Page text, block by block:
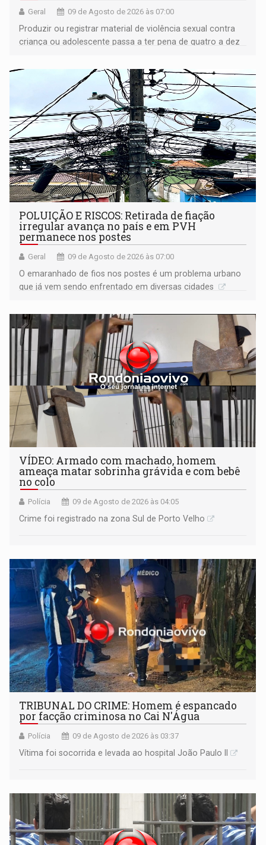
Geral 09 de Agosto de 2026 às 07:00
Produzir ou registrar material de violência sexual contra
criança ou adolescente passa a ter pena de quatro a dez
POLUIÇÃO E RISCOS: Retirada de fiação
irregular avança no país e em PVH
permanece nos postes
Geral 09 de Agosto de 2026 às 07:00
O emaranhado de fios nos postes é um problema urbano
que já vem sendo enfrentado em diversas cidades
VÍDEO: Armado com machado, homem
ameaça matar sobrinha grávida e com bebê
no colo
Polícia 09 de Agosto de 2026 às 04:05
Crime foi registrado na zona Sul de Porto Velho
TRIBUNAL DO CRIME: Homem é espancado
por facção criminosa no Cai N'Água
Polícia 09 de Agosto de 2026 às 03:37
Vítima foi socorrida e levada ao hospital João Paulo II